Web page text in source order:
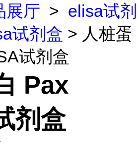
展厅 > elisa试剂
试剂盒 > 人桩蛋
试剂盒
Pax
剂盒